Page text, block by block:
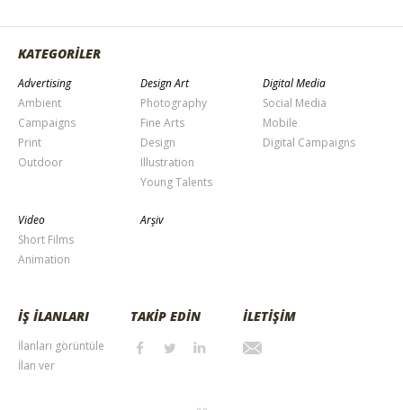
KATEGORİLER
Advertising
Ambient
Campaigns
Print
Outdoor
Design Art
Photography
Fine Arts
Design
Illustration
Young Talents
Digital Media
Social Media
Mobile
Digital Campaigns
Video
Short Films
Animation
Arşiv
İŞ İLANLARI
İlanları görüntüle
İlan ver
TAKİP EDİN İLETİŞİM